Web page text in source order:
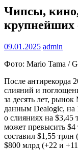
Чипсы,
крупнейших
09.01.2025 admin
Фото: Mario Tama /
После антирекорда
слияний и
за десять лет,
данным Dealogic, на
о слияниях на $3,45
может превысить
составил $1,55
$800 млрд (+22 и